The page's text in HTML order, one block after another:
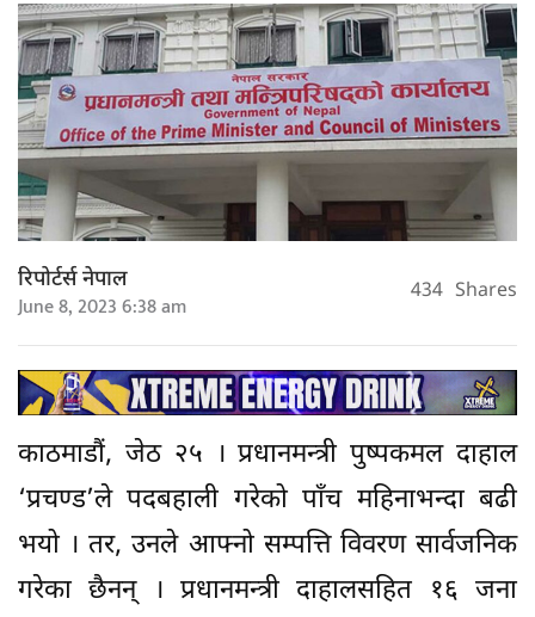
रिपोर्टर्स नेपाल
June 8, 2023 6:38 am 434 Shares
काठमाडौं, जेठ २५ । प्रधानमन्त्री पुष्पकमल दाहाल
‘प्रचण्ड’ले पदबहाली गरेको पाँच महिनाभन्दा बढी
भयो । तर, उनले आफ्नो सम्पत्ति विवरण सार्वजनिक
गरेका छैनन् । प्रधानमन्त्री दाहालसहित १६ जना